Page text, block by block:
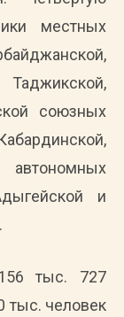
местных
союзных
и
тыс. 727
тыс. человек